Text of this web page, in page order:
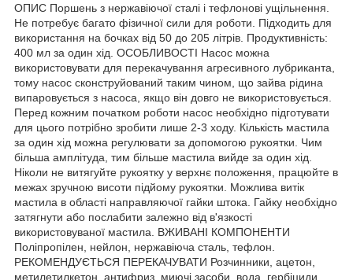
ОПИС Поршень з нержавіючої сталі і тефлонові ущільнення.
Не потребує багато фізичної сили для роботи. Підходить для
використання на бочках від 50 до 205 літрів. Продуктивність:
400 мл за один хід. ОСОБЛИВОСТІ Насос можна
використовувати для перекачування агресивного лубриканта,
тому насос сконструйований таким чином, що зайва рідина
випаровується з насоса, якщо він довго не використовується.
Перед кожним початком роботи насос необхідно підготувати
для цього потрібно зробити лише 2-3 ходу. Кількість мастила
за один хід можна регулювати за допомогою рукоятки. Чим
більша амплітуда, тим більше мастила вийде за один хід.
Ніколи не витягуйте рукоятку у верхнє положення, працюйте в
межах зручною висоти підйому рукоятки. Можлива витік
мастила в області направляючої гайки штока. Гайку необхідно
затягнути або послабити залежно від в'язкості
використовуваної мастила. ВЖИВАНІ КОМПОНЕНТИ
Поліпропілен, нейлон, нержавіюча сталь, тефлон.
РЕКОМЕНДУЄТЬСЯ ПЕРЕКАЧУВАТИ Розчинники, ацетон,
метилетилкетон, антифриз, миючі засоби, вода, гербіциди,